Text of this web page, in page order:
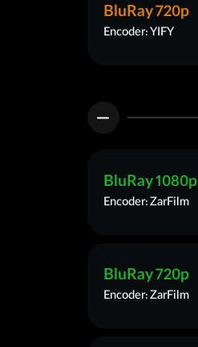
BluRay 720p
Encoder: YIFY
BluRay 1080p
Encoder: ZarFilm
BluRay 720p
Encoder: ZarFilm